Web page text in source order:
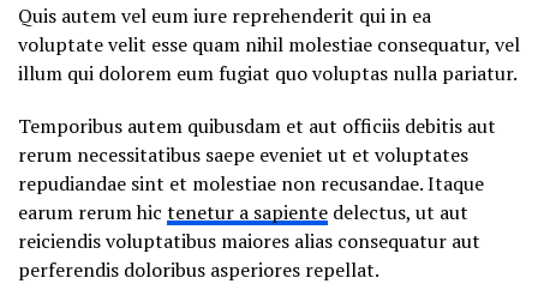
Quis autem vel eum iure reprehenderit qui in ea
voluptate velit esse quam nihil molestiae consequatur, vel
illum qui dolorem eum fugiat quo voluptas nulla pariatur.
Temporibus autem quibusdam et aut officiis debitis aut
rerum necessitatibus saepe eveniet ut et voluptates
repudiandae sint et molestiae non recusandae. Itaque
earum rerum hic tenetur a sapiente delectus, ut aut
reiciendis voluptatibus maiores alias consequatur aut
perferendis doloribus asperiores repellat.